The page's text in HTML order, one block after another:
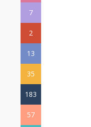
7
2
13
35
183
57